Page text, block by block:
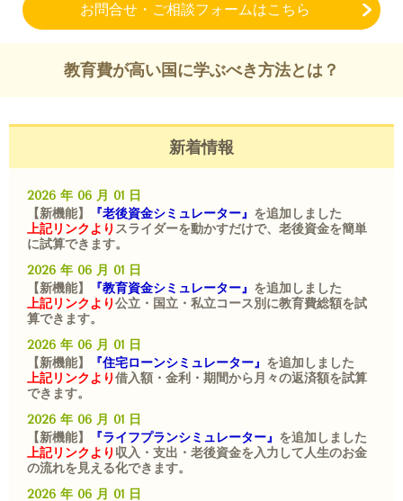
お問合せ・ご相談フォームはこちら
教育費が高い国に学ぶべき方法とは？
新着情報
2026 年 06 月 01 日
【新機能】
『老後資金シミュレーター』 を追加しました
上記リンクより スライダーを動かすだけで、老後資金を簡単
に試算できます。
2026 年 06 月 01 日
【新機能】
『教育資金シミュレーター』 を追加しました
上記リンクより公立・国立・私立コース別に教育費総額を試
算できます。
2026 年 06 月 01 日
【新機能】
『住宅ローンシミュレーター』 を追加しました
上記リンクより借入額・金利・期間から月々の返済額を試算
できます。
2026 年 06 月 01 日
【新機能】
『ライフプランシミュレーター』 を追加しました
上記リンクより 収入・支出・老後資金を入力して人生のお金
の流れを見える化できます。
2026 年 06 月 01 日